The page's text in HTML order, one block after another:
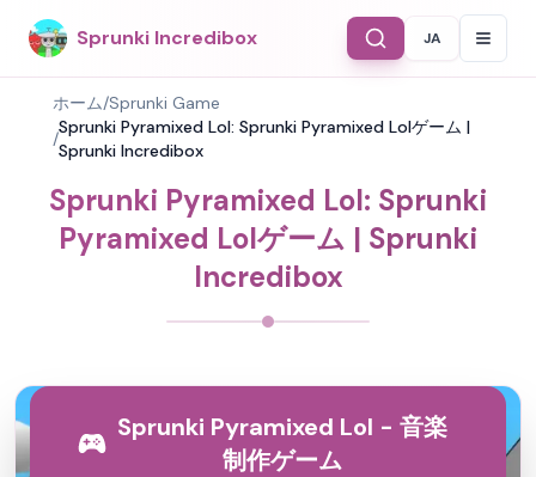
Sprunki Incredibox Select
JA
ホーム/Sprunki Game
/
Sprunki Pyramixed Lol: Sprunki Pyramixed Lolゲーム |
Sprunki Incredibox
Sprunki Pyramixed Lol: Sprunki
Pyramixed Lolゲーム | Sprunki
Incredibox
Sprunki Pyramixed Lol - 音楽
制作ゲーム